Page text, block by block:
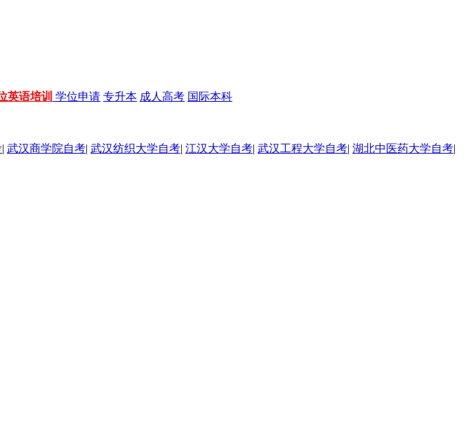
英语培训 学位申请 专升本 成人高考 国际本科
| 武汉商学院自考| 武汉纺织大学自考| 江汉大学自考| 武汉工程大学自考| 湖北中医药大学自考|